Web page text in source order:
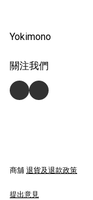
Yokimono
關注我們
商舖 退貨及退款政策
提出意見